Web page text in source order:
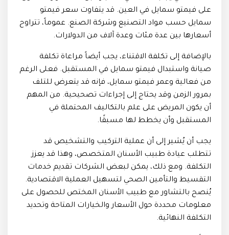
على فيمتو سمايل في العين. قد يتفاوت سعر فيمتو
سمايل حسب مواد التصنيع وشركة الصنع. عموماً، تتراوح
أسعارها بين عدة مئات وعدة آلاف من الدولارات.
بالإضافة إلى تكلفة الاقتناء، يجب أيضاً مراعاة تكلفة
صيانة واستبدال فيمتو سمايل في المستقبل. فعلى الرغم
من فعالية وعمر فيمتو سمايل، فإنه قد يتعرض للتلف
بمرور الزمن وقد يحتاج إلى إجراءات تصحيحية. من المهم
أن يكون المريض على علم بالتكاليف المحتملة في
المستقبل وأن يخطط لها مسبقًا.
يجب أن يُشير إلى أن عملية التركيب والتشخيص قد
تتطلب عيادة طبيب الأسنان المتخصص، وهذا قد يعزز
التكلفة. ومع ذلك، يمكن لبعض الشركات تقديم خدمات
التقسيط والتأمين الصحي لتسهيل العملية الاقتصادية.
يُنصح بالتشاور مع طبيب الأسنان المختص للحصول على
معلومات محددة حول الأسعار والخيارات المتاحة وتحديد
التكلفة النهائية.